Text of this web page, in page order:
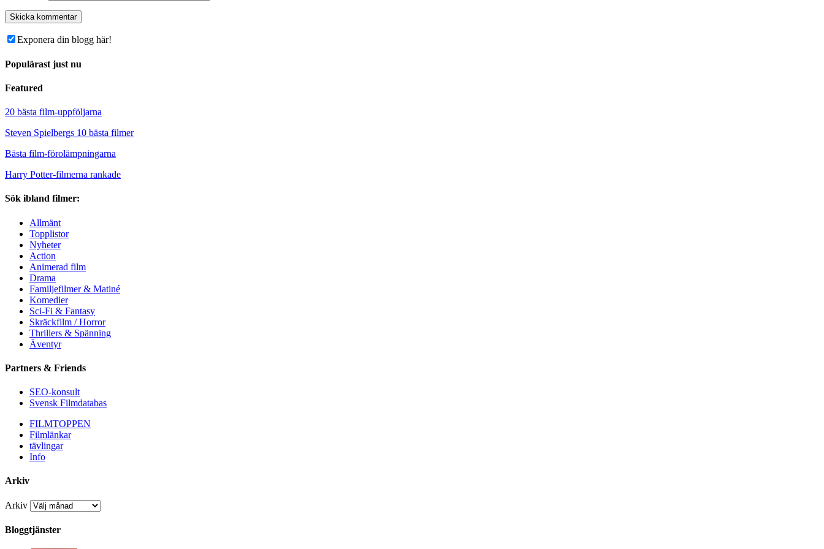
Exponera din blogg här!
Populärast just nu
Featured
20 bästa film-uppföljarna
Steven Spielbergs 10 bästa filmer
Bästa film-förolämpningarna
Harry Potter-filmerna rankade
Sök ibland filmer:
Allmänt
Topplistor
Nyheter
Action
Animerad film
Drama
Familjefilmer & Matiné
Komedier
Sci-Fi & Fantasy
Skräckfilm / Horror
Thrillers & Spänning
Äventyr
Partners & Friends
SEO-konsult
Svensk Filmdatabas
FILMTOPPEN
Filmlänkar
tävlingar
Info
Arkiv
Arkiv
Bloggtjänster